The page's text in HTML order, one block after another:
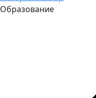
Образование